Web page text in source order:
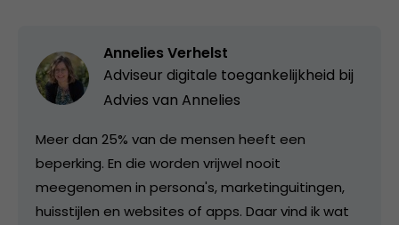
Annelies Verhelst
Adviseur digitale toegankelijkheid bij
Advies van Annelies
Meer dan 25% van de mensen heeft een
beperking. En die worden vrijwel nooit
meegenomen in persona's, marketinguitingen,
huisstijlen en websites of apps. Daar vind ik wat